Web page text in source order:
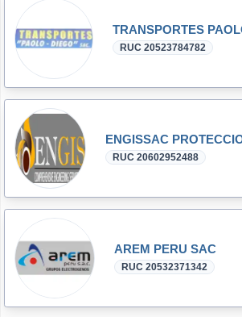
RUC 20523784782
RUC 20602952488
AREM PERU SAC
RUC 20532371342